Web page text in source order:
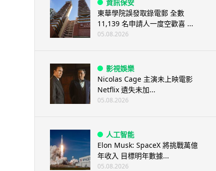
資訊保安
東華學院誤發取錄電郵 全數
11,139 名申請人一度空歡喜 ...
05.08.2026
影視娛樂
Nicolas Cage 主演未上映電影
Netflix 遺失未加...
05.08.2026
人工智能
Elon Musk: SpaceX 將挑戰萬億
年收入 目標明年數據...
05.08.2026